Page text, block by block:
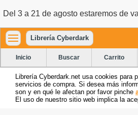
Del 3 a 21 de agosto estaremos de
Librería Cyberdark
Inicio Buscar Carrito
Librería Cyberdark.net usa cookies para
servicios de compra. Si desea más
son y en qué le afectan por favor pinche
El uso de nuestro sitio web implica la